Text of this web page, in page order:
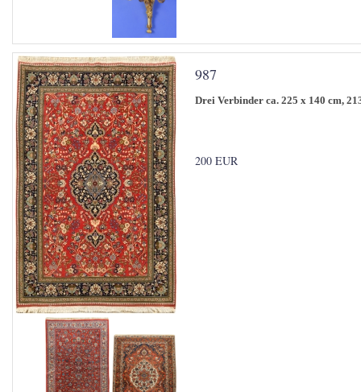
987
Drei Verbinder ca. 225 x 140 cm,
200 EUR